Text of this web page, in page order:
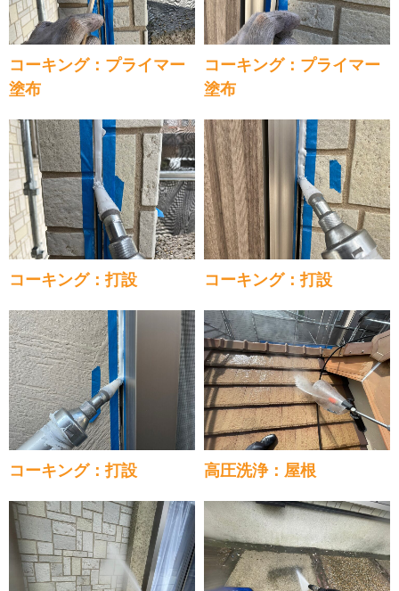
コーキング：プライマー
塗布
コーキング：プライマー
塗布
コーキング：打設 コーキング：打設
コーキング：打設 高圧洗浄：屋根